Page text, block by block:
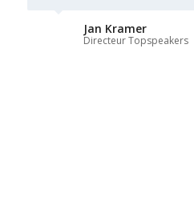
Jan Kramer
Directeur Topspeakers